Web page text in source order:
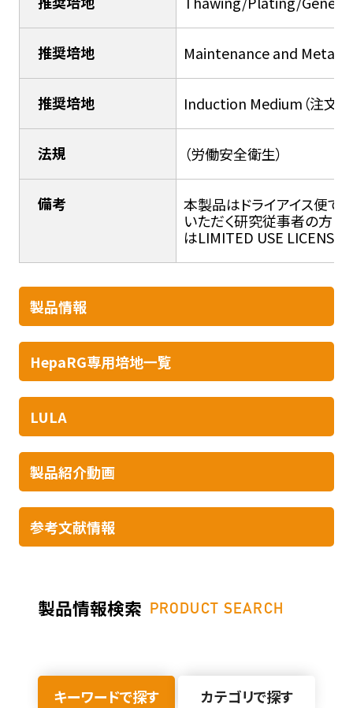
推奨培地 Maintenance and
推奨培地 Induction Medium（注文
法規 （労働安全衛生）
備考
本製品はドライアイス便で
いただく研究従事者の方に
はLIMITED USE LICENSE
製品情報​
HepaRG専用培地一覧
LULA​
製品紹介動画
参考文献情報​
製品情報検索 PRODUCT SEARCH
キーワードで探す カテゴリで探す